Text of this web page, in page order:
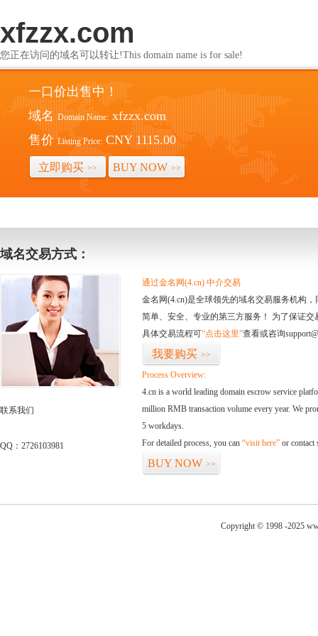
xfzzx.com
您正在访问的域名可以转让!This domain name is for sale!
一口价出售中！
域名 Domain Name: xfzzx.com
售价 Listing Price: CNY 1115.00
立即购买 >> BUY NOW >>
域名交易方式：
联系我们
QQ：2726103981
通过金名网(4.cn) 中介交易
金名网(4.cn)是全球领先的域名交易服务机构
简单、安全、专业的第三方服务！ 为了保证
具体交易流程可“点击这里”查看或咨询
我要购买 >>
Process Overview:
4.cn is a world leading domain escrow service
million RMB transaction volume every year. We
5 workdays.
For detailed process, you can “visit here” or contact
BUY NOW >>
Copyright © 1998 -2025